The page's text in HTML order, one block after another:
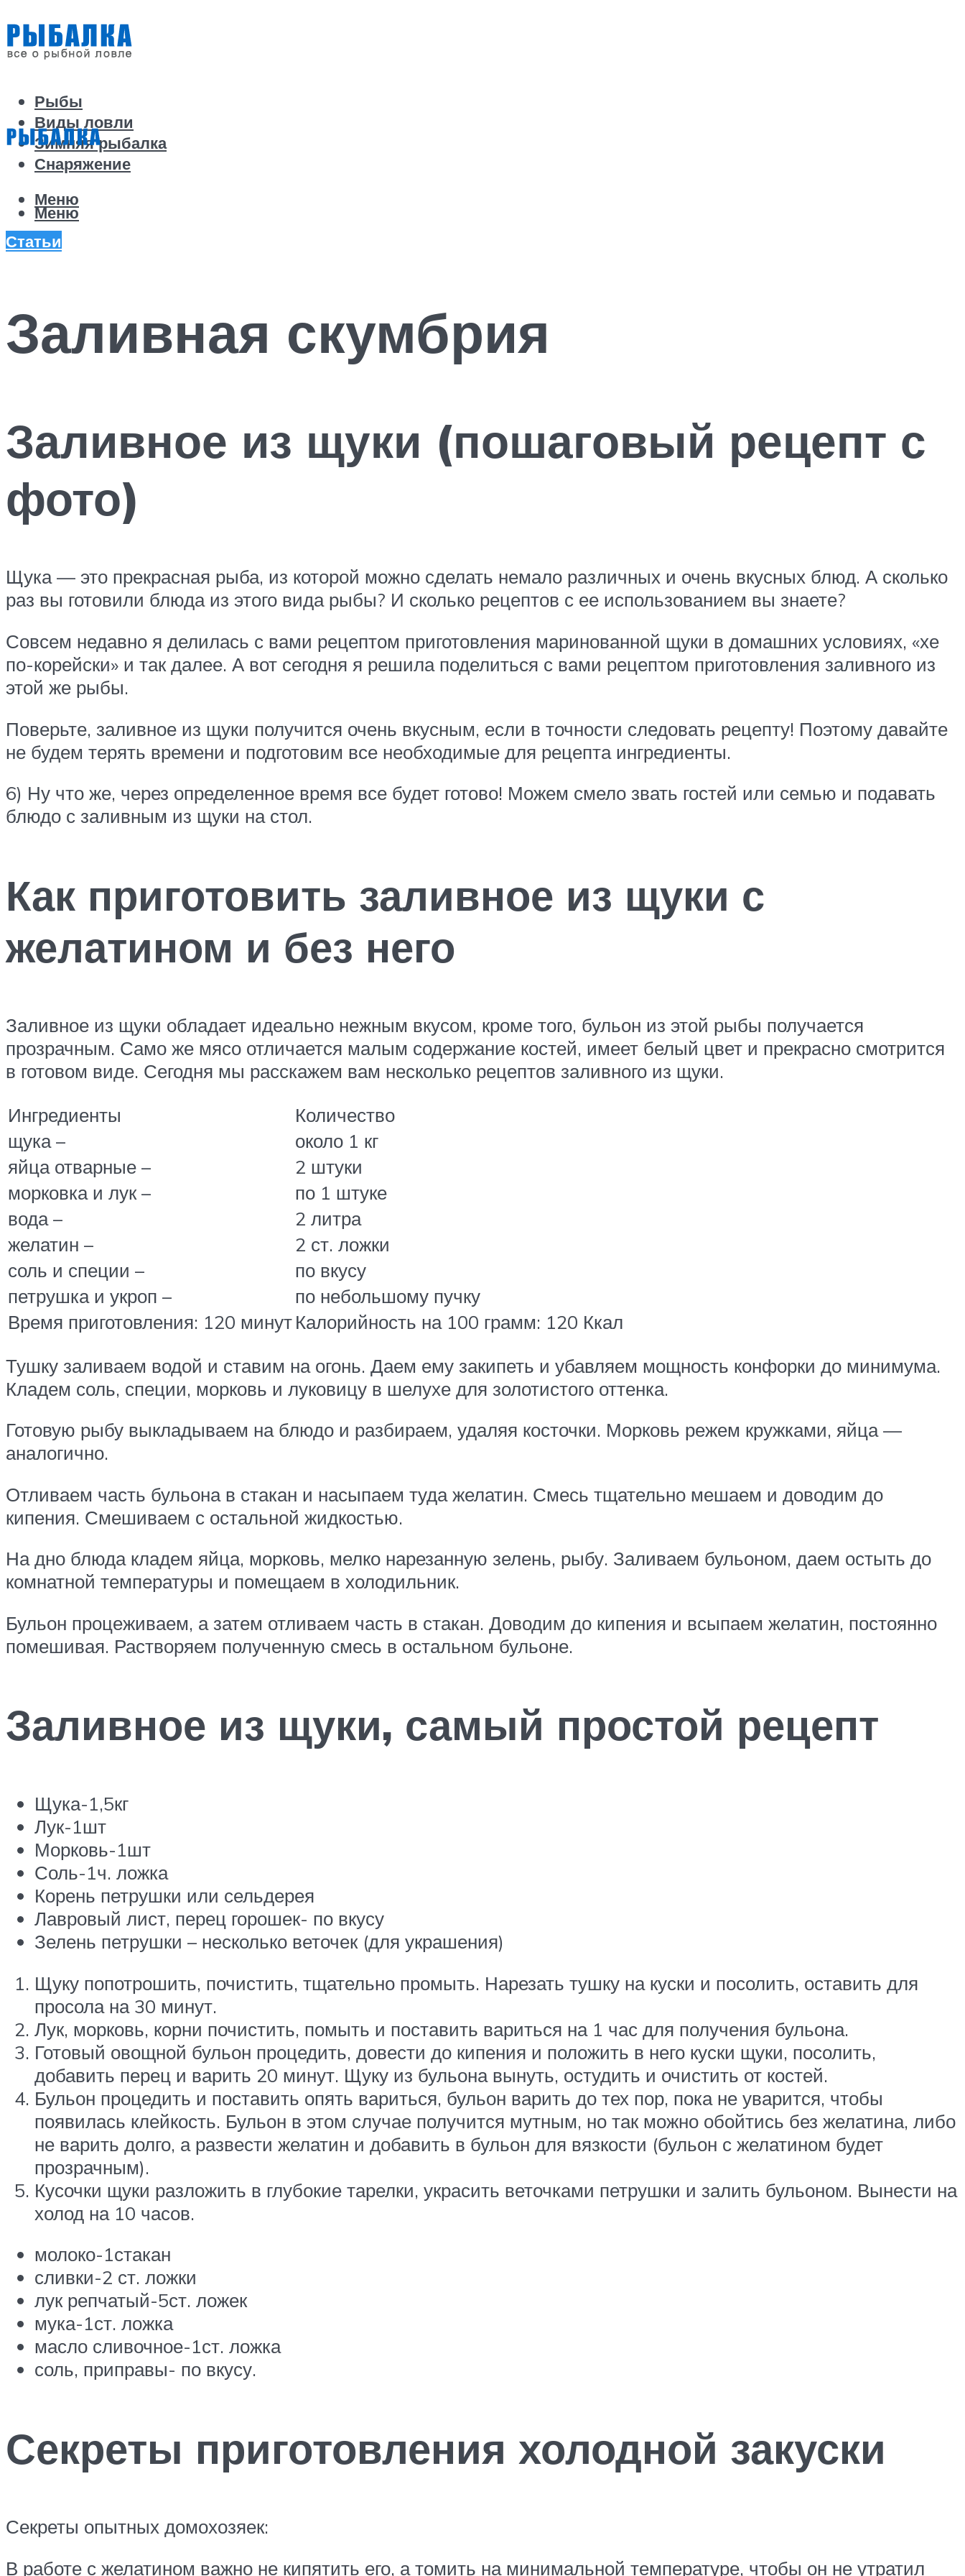
Рыбы
Виды ловли
Зимняя рыбалка
Снаряжение
Меню
Меню
Статьи
Заливная скумбрия
Заливное из щуки (пошаговый рецепт с
фото)
Щука — это прекрасная рыба, из которой можно сделать немало различных и очень вкусных блюд. А сколько
раз вы готовили блюда из этого вида рыбы? И сколько рецептов с ее использованием вы знаете?
Совсем недавно я делилась с вами рецептом приготовления маринованной щуки в домашних условиях, «хе
по-корейски» и так далее. А вот сегодня я решила поделиться с вами рецептом приготовления заливного из
этой же рыбы.
Поверьте, заливное из щуки получится очень вкусным, если в точности следовать рецепту! Поэтому давайте
не будем терять времени и подготовим все необходимые для рецепта ингредиенты.
6) Ну что же, через определенное время все будет готово! Можем смело звать гостей или семью и подавать
блюдо с заливным из щуки на стол.
Как приготовить заливное из щуки с
желатином и без него
Заливное из щуки обладает идеально нежным вкусом, кроме того, бульон из этой рыбы получается
прозрачным. Само же мясо отличается малым содержание костей, имеет белый цвет и прекрасно смотрится
в готовом виде. Сегодня мы расскажем вам несколько рецептов заливного из щуки.
Ингредиенты
Количество
щука –
около 1 кг
яйца отварные –
2 штуки
морковка и лук –
по 1 штуке
вода –
2 литра
желатин –
2 ст. ложки
соль и специи –
по вкусу
петрушка и укроп –
по небольшому пучку
Время приготовления: 120 минутКалорийность на 100 грамм: 120 Ккал
Тушку заливаем водой и ставим на огонь. Даем ему закипеть и убавляем мощность конфорки до минимума.
Кладем соль, специи, морковь и луковицу в шелухе для золотистого оттенка.
Готовую рыбу выкладываем на блюдо и разбираем, удаляя косточки. Морковь режем кружками, яйца —
аналогично.
Отливаем часть бульона в стакан и насыпаем туда желатин. Смесь тщательно мешаем и доводим до
кипения. Смешиваем с остальной жидкостью.
На дно блюда кладем яйца, морковь, мелко нарезанную зелень, рыбу. Заливаем бульоном, даем остыть до
комнатной температуры и помещаем в холодильник.
Бульон процеживаем, а затем отливаем часть в стакан. Доводим до кипения и всыпаем желатин, постоянно
помешивая. Растворяем полученную смесь в остальном бульоне.
Заливное из щуки, самый простой рецепт
Щука-1,5кг
Лук-1шт
Морковь-1шт
Соль-1ч. ложка
Корень петрушки или сельдерея
Лавровый лист, перец горошек- по вкусу
Зелень петрушки – несколько веточек (для украшения)
Щуку попотрошить, почистить, тщательно промыть. Нарезать тушку на куски и посолить, оставить для
просола на 30 минут.
Лук, морковь, корни почистить, помыть и поставить вариться на 1 час для получения бульона.
Готовый овощной бульон процедить, довести до кипения и положить в него куски щуки, посолить,
добавить перец и варить 20 минут. Щуку из бульона вынуть, остудить и очистить от костей.
Бульон процедить и поставить опять вариться, бульон варить до тех пор, пока не уварится, чтобы
появилась клейкость. Бульон в этом случае получится мутным, но так можно обойтись без желатина, либо
не варить долго, а развести желатин и добавить в бульон для вязкости (бульон с желатином будет
прозрачным).
Кусочки щуки разложить в глубокие тарелки, украсить веточками петрушки и залить бульоном. Вынести на
холод на 10 часов.
молоко-1стакан
сливки-2 ст. ложки
лук репчатый-5ст. ложек
мука-1ст. ложка
масло сливочное-1ст. ложка
соль, приправы- по вкусу.
Секреты приготовления холодной закуски
Секреты опытных домохозяек:
В работе с желатином важно не кипятить его, а томить на минимальной температуре, чтобы он не утратил